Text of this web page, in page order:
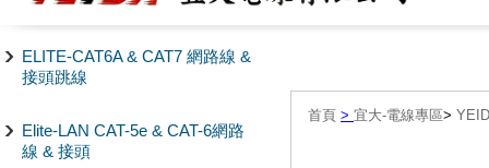
ELITE-CAT6A & CAT7 網路線 &
接頭跳線
Elite-LAN CAT-5e & CAT-6網路
線 & 接頭
首頁 > 宜大-電線專區>